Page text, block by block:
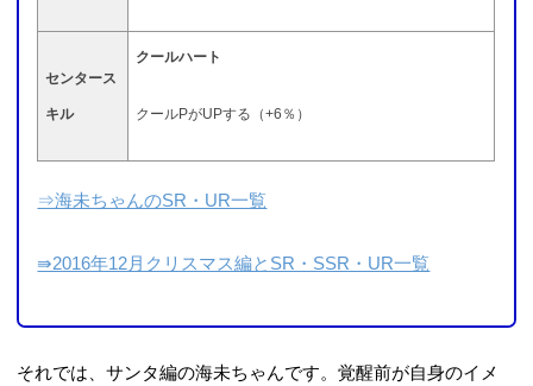
センタース
キル
クールハート
クールPがUPする（+6％）
⇒海未ちゃんのSR・UR一覧
⇛2016年12月クリスマス編とSR・SSR・UR一覧
それでは、サンタ編の海未ちゃんです。覚醒前が自身のイメ